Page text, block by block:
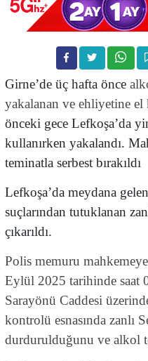
Girne’de üç hafta önce
yakalanan ve ehliyetine el
önceki gece Lefkoşa’da
kullanırken yakalandı.
teminatla serbest bırakıldı
Lefkoşa’da meydana
suçlarından tutuklanan
çıkarıldı.
Polis memuru
Eylül 2025 tarihinde saat
Sarayönü Caddesi
kontrolü esnasında zanlı
durdurulduğunu ve alkol